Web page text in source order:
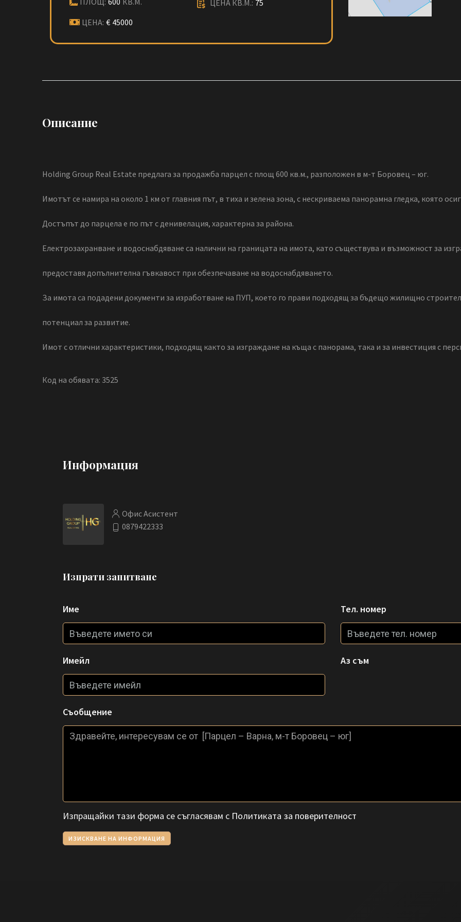
ЦЕНА: € 45000
ЦЕНА КВ.М.: 75
Описание
Holding Group Real Estate предлага за продажба парцел с площ 600 кв.м., разположен в м-т Боровец – юг.
Имотът се намира на около 1 км от главния път, в тиха и зелена зона, с нескриваема панорамна гледка, която
Достъпът до парцела е по път с денивелация, характерна за района.
Електрозахранване и водоснабдяване са налични на границата на имота, като съществува и възможност за
предоставя допълнителна гъвкавост при обезпечаване на водоснабдяването.
За имота са подадени документи за изработване на ПУП, което го прави подходящ за бъдещо жилищно
потенциал за развитие.
Имот с отлични характеристики, подходящ както за изграждане на къща с панорама, така и за инвестиция с
Код на обявата: 3525
Информация
Офис Асистент
0879422333
Изпрати запитване
Име Тел. номер
Имейл Аз съм
Съобщение
Изпращайки тази форма се съгласявам с Политиката за поверителност
ИЗИСКВАНЕ НА ИНФОРМАЦИЯ